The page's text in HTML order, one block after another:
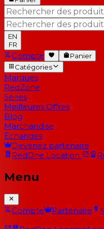
EN
FR
Compte
Panier
Catégories
Marques
RedZone
Séries
Meilleures Offres
Blog
Marchandise
Échanges
Devenez partenaire
RedOne Location
Menu
Compte Partenaire